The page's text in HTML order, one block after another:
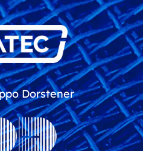
Dorstener